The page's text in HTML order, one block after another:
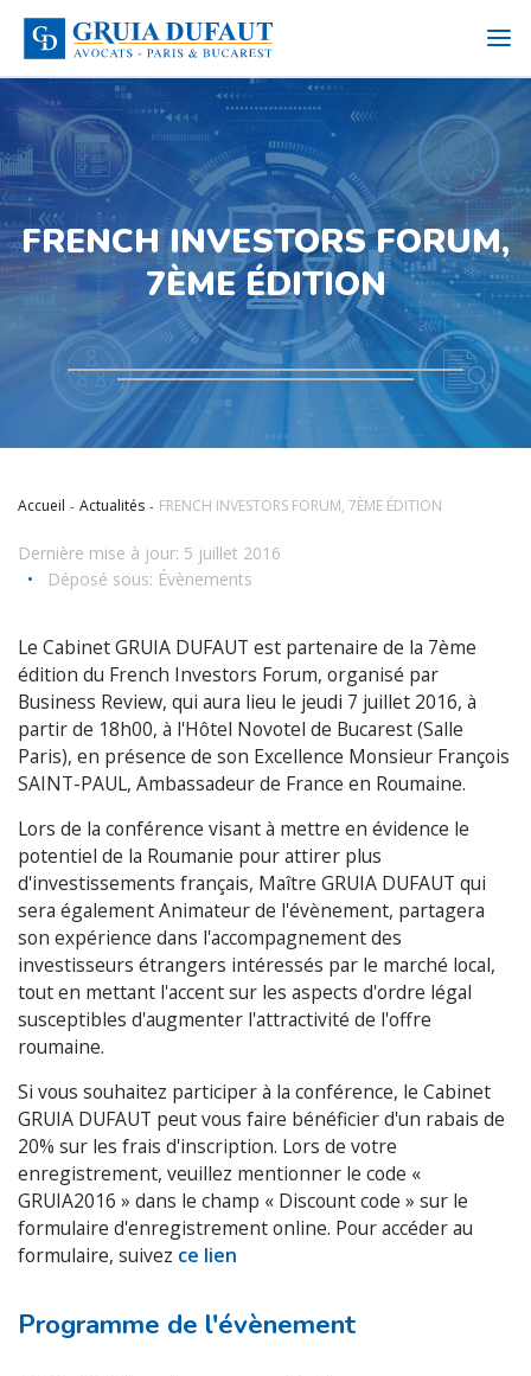
FRENCH INVESTORS FORUM,
7ÈME ÉDITION​
Accueil Actualités FRENCH INVESTORS FORUM, 7ÈME ÉDITION​
Dernière mise à jour: 5 juillet 2016
•
Déposé sous: Évènements
Le Cabinet GRUIA DUFAUT est partenaire de la 7ème
édition du French Investors Forum, organisé par
Business Review, qui aura lieu le jeudi 7 juillet 2016, à
partir de 18h00, à l'Hôtel Novotel de Bucarest (Salle
Paris), en présence de son Excellence Monsieur François
SAINT-PAUL, Ambassadeur de France en Roumaine.
Lors de la conférence visant à mettre en évidence le
potentiel de la Roumanie pour attirer plus
d'investissements français, Maître GRUIA DUFAUT qui
sera également Animateur de l'évènement, partagera
son expérience dans l'accompagnement des
investisseurs étrangers intéressés par le marché local,
tout en mettant l'accent sur les aspects d'ordre légal
susceptibles d'augmenter l'attractivité de l'offre
roumaine.
Si vous souhaitez participer à la conférence, le Cabinet
GRUIA DUFAUT peut vous faire bénéficier d'un rabais de
20% sur les frais d'inscription. Lors de votre
enregistrement, veuillez mentionner le code «
GRUIA2016 » dans le champ « Discount code » sur le
formulaire d'enregistrement online. Pour accéder au
formulaire, suivez ce lien
Programme de l'évènement